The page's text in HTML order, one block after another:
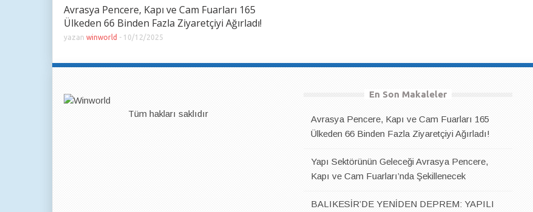
Avrasya Pencere, Kapı ve Cam Fuarları 165
Ülkeden 66 Binden Fazla Ziyaretçiyi Ağırladı!
yazan winworld - 10/12/2025
Tüm hakları saklıdır
En Son Makaleler
Avrasya Pencere, Kapı ve Cam Fuarları 165
Ülkeden 66 Binden Fazla Ziyaretçiyi Ağırladı!
Yapı Sektörünün Geleceği Avrasya Pencere,
Kapı ve Cam Fuarları’nda Şekillenecek
BALIKESİR’DE YENİDEN DEPREM: YAPILI